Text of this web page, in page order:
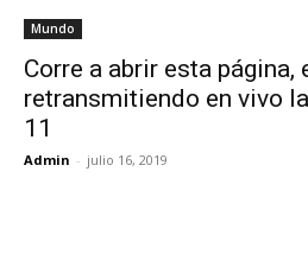
Mundo
Corre a abrir esta página,
retransmitiendo en vivo
11
Admin - julio 16, 2019